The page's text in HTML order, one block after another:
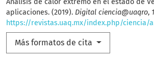
Análisis de calor extremo en el estado de
aplicaciones. (2019). Digital ciencia@uaqro,
https://revistas.uaq.mx/index.php/ciencia/
Más formatos de cita